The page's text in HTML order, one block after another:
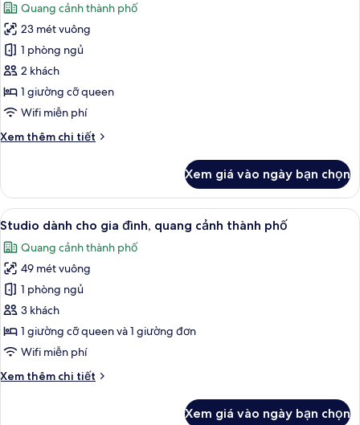
Superior
cả
ảnh
Studio
Superior
Quang cảnh thành phố
23 mét vuông
1 phòng ngủ
2 khách
1 giường cỡ queen
Wifi miễn phí
Xem thêm chi tiết
Chi
Studio
Superior
Xem giá vào ngày bạn chọn
Xem
tất
cả
ảnh
Studio
dành
cho
gia
quang
Studio dành cho gia đình, quang
11
Studio dành cho gia đình, quang cảnh thành phố
Quang cảnh thành phố
49 mét vuông
1 phòng ngủ
3 khách
1 giường cỡ queen và 1 giường đơn
Wifi miễn phí
Xem thêm chi tiết
Chi
Xem giá vào ngày bạn chọn